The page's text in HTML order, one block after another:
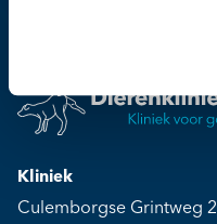
Kliniek
Culemborgse Grintweg 2